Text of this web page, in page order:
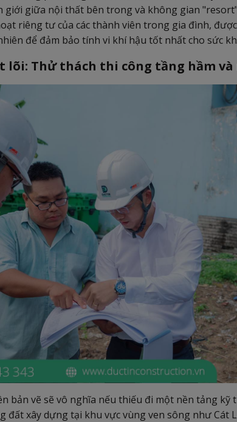
giới giữa nội thất bên trong và không gian
riêng tư của các thành viên trong gia đình,
để đảm bảo tính vi khí hậu tốt nhất cho sức
lõi: Thử thách thi công tầng hầm và
bản vẽ sẽ vô nghĩa nếu thiếu đi một nền tảng kỹ
đất xây dựng tại khu vực vùng ven sông như Cát